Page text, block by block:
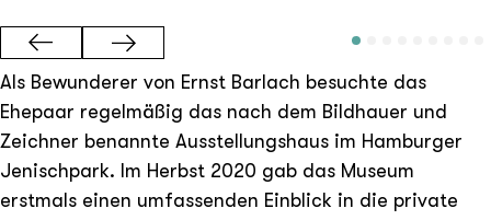
Als Bewunderer von Ernst Barlach besuchte das
Ehepaar regelmäßig das nach dem Bildhauer und
Zeichner benannte Ausstellungshaus im Hamburger
Jenischpark. Im Herbst 2020 gab das Museum
erstmals einen umfassenden Einblick in die private